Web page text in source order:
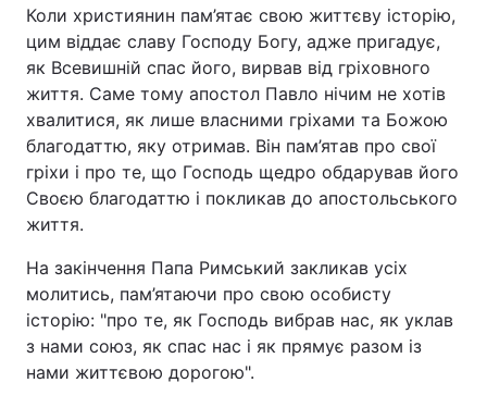
Інтерв'ю Думки
Архів Вакансії
Контакти
Послуги
Тема оформлення
Коли християнин пам’ятає свою життєву історію,
цим віддає славу Господу Богу, адже пригадує,
як Всевишній спас його, вирвав від гріховного
життя. Саме тому апостол Павло нічим не хотів
хвалитися, як лише власними гріхами та Божою
благодаттю, яку отримав. Він пам’ятав про свої
гріхи і про те, що Господь щедро обдарував його
Своєю благодаттю і покликав до апостольського
життя.
На закінчення Папа Римський закликав усіх
молитись, пам’ятаючи про свою особисту
історію: "про те, як Господь вибрав нас, як уклав
з нами союз, як спас нас і як прямує разом із
нами життєвою дорогою".